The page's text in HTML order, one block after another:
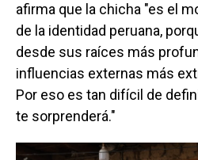
afirma que la chicha "es el
de la identidad peruana,
desde sus raíces más
influencias externas más
Por eso es tan difícil de
te sorprenderá."